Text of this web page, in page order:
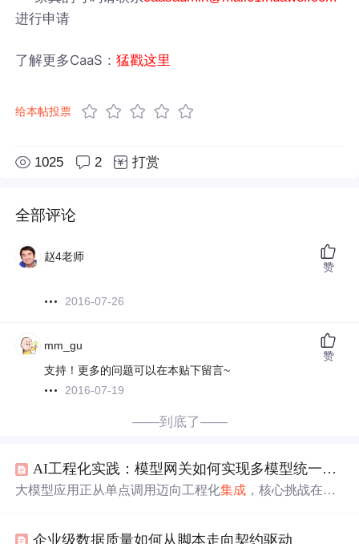
进行申请
了解更多CaaS：猛戳这里
给本帖投票
1025 2 打赏
全部评论
赵4老师
2016-07-26
赞
mm_gu
支持！更多的问题可以在本贴下留言~
2016-07-19
赞
——到底了——
AI工程化实践：模型网关如何实现多模型统一调度与能力编排
大模型应用正从单点调用迈向工程化集成 ，核心挑战在于
明）、标准化输出Schema（结构化JSON响应）和可编程路
企业级数据质量如何从脚本走向契约驱动